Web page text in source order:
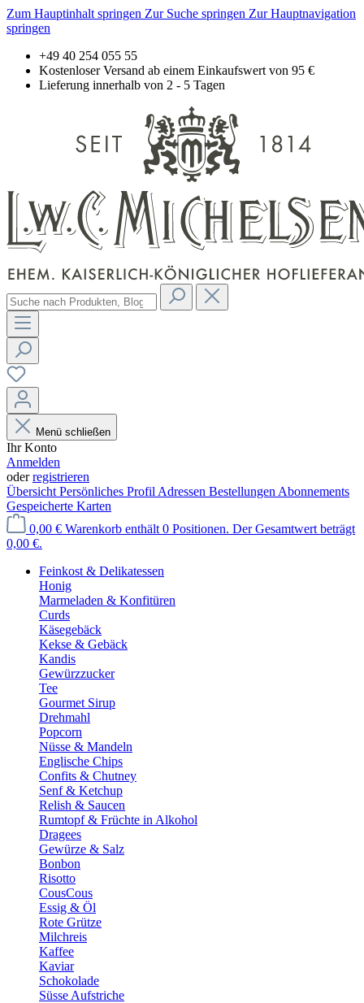
Zum Hauptinhalt springen Zur Suche springen Zur Hauptnavigation
springen
+49 40 254 055 55
Kostenloser Versand ab einem Einkaufswert von 95 €
Lieferung innerhalb von 2 - 5 Tagen
Menü schließen
Ihr Konto
Anmelden
oderregistrieren
Übersicht Persönliches Profil Adressen Bestellungen Abonnements
Gespeicherte Karten
0,00 € Warenkorb enthält 0 Positionen. Der Gesamtwert beträgt
0,00 €.
Feinkost & Delikatessen
Honig
Marmeladen & Konfitüren
Curds
Käsegebäck
Kekse & Gebäck
Kandis
Gewürzzucker
Tee
Gourmet Sirup
Drehmahl
Popcorn
Nüsse & Mandeln
Englische Chips
Confits & Chutney
Senf & Ketchup
Relish & Saucen
Rumtopf & Früchte in Alkohol
Dragees
Gewürze & Salz
Bonbon
Risotto
CousCous
Essig & Öl
Rote Grütze
Milchreis
Kaffee
Kaviar
Schokolade
Süsse Aufstriche